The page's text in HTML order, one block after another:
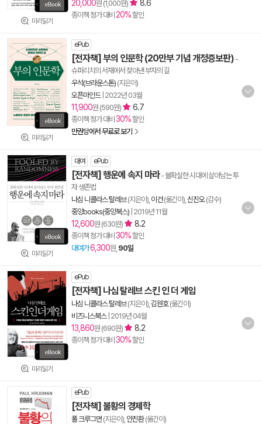
미리읽기
20,000원 (1,000원) 8.6
종이책 정가 대비 20%할인
미리읽기
ePub
[전자책] 부의 인문학 (20만부 기념 개정증보판) -
슈퍼리치의 서재에서 찾아낸 부자의 길
우석(브라운스톤) (지은이)
오픈마인드| 2022년 03월
11,900원 (590원) 6.7
종이책 정가 대비 30%할인
만권당에서 무료로 보기
미리읽기
대여 ePub
[전자책] 행운에 속지 마라- 불확실한 시대에 살아남는 투
자 생존법
나심 니콜라스 탈레브(지은이), 이건(옮긴이), 신진오(감수)
중앙books(중앙북스) 2019년 11월
12,600원 (630원) 8.2
종이책 정가 대비 30%할인
대여가6,300원, 90일
미리읽기
ePub
[전자책] 나심 탈레브 스킨 인 더 게임
나심 니콜라스 탈레브(지은이), 김원호(옮긴이)
비즈니스북스| 2019년 04월
13,860원 (690원) 8.2
종이책 정가 대비 30%할인
ePub
[전자책] 불황의 경제학
폴 크루그먼 (지은이), 안진환(옮긴이)